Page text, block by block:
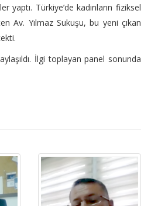
Türkiye’de kadınların fiziksel
Av. Yılmaz Sukuşu, bu yeni çıkan
İlgi toplayan panel sonunda